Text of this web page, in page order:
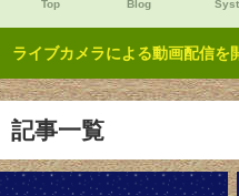
Top Blog
ライブカメラによる動画配信を
記事一覧